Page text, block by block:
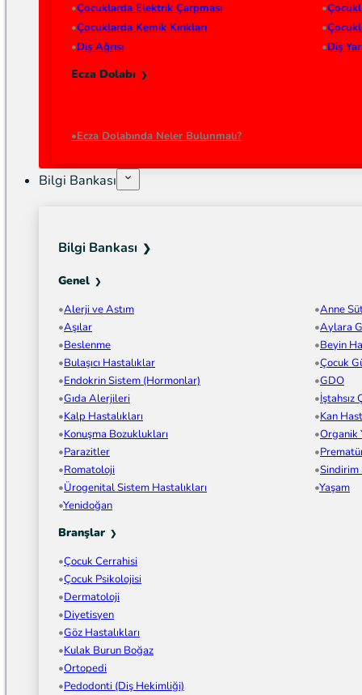
Çocuklarda Elektrik Çarpması
Çocuklarda Kemik Kırıkları
Diş Ağrısı
Diş
Ecza Dolabı
Ecza Dolabında Neler Bulunmalı?
Bilgi Bankası
Bilgi Bankası
Genel
Alerji ve Astım
Anne
Aşılar
Aylara
Beslenme
Beyin
Bulaşıcı Hastalıklar
Çocuk
Endokrin Sistem (Hormonlar)
GDO
Gıda Alerjileri
İştahsız
Kalp Hastalıkları
Kan
Konuşma Bozuklukları
Organik
Parazitler
Romatoloji
Sindirim
Ürogenital Sistem Hastalıkları
Yaşam
Yenidoğan
Branşlar
Çocuk Cerrahisi
Çocuk Psikolojisi
Dermatoloji
Diyetisyen
Göz Hastalıkları
Kulak Burun Boğaz
Ortopedi
Pedodonti (Diş Hekimliği)